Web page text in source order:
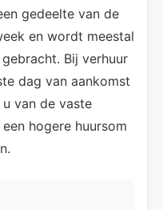
gedeelte van de
en wordt meestal
Bij verhuur
dag van aankomst
van de vaste
hogere huursom